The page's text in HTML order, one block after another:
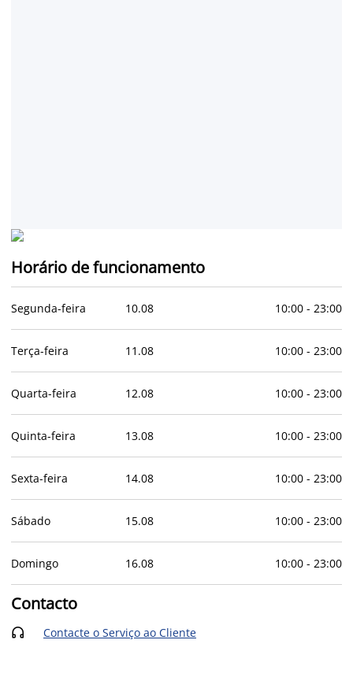
Horário de funcionamento
Segunda-feira 10.08 10:00- 23:00
Terça-feira 11 .08 10:00- 23:00
Quarta-feira 12.08 10:00- 23:00
Quinta-feira 13.08 10:00- 23:00
Sexta-feira 14.08 10:00- 23:00
Sábado 15.08 10:00- 23:00
Domingo 16.08 10:00- 23:00
Contacto
 Contacte o Serviço ao Cliente